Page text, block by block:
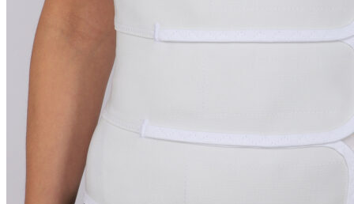
ГОЛЬФЫ
КОЛГОТЫ